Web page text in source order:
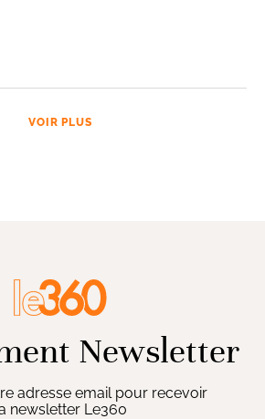
VOIR PLUS
Newsletter
adresse email pour recevoir
newsletter Le360